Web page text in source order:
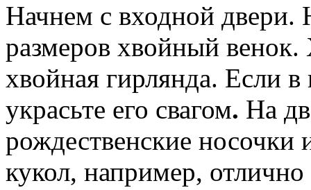
Начнем с входной двери.
размеров хвойный венок.
хвойная гирлянда. Если
украсьте его свагом. На
рождественские
кукол, например,